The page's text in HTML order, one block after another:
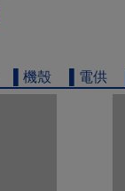
▌機殼 ▌電供